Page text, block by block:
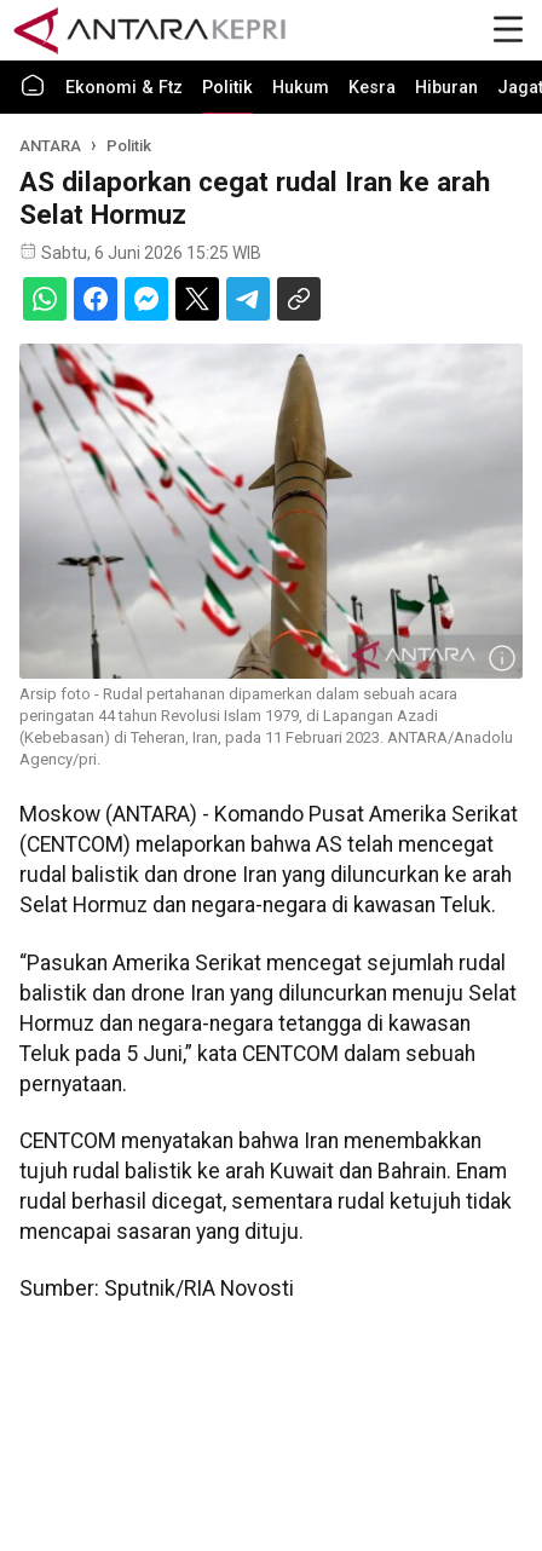
Ekonomi & Ftz Politik Hukum Kesra Hiburan Jagat
ANTARA Politik
AS dilaporkan cegat rudal Iran ke arah
Selat Hormuz
Sabtu, 6 Juni 2026 15:25 WIB
Arsip foto - Rudal pertahanan dipamerkan dalam sebuah acara
peringatan 44 tahun Revolusi Islam 1979, di Lapangan Azadi
(Kebebasan) di Teheran, Iran, pada 11 Februari 2023. ANTARA/Anadolu
Agency/pri.
Moskow (ANTARA) - Komando Pusat Amerika Serikat
(CENTCOM) melaporkan bahwa AS telah mencegat
rudal balistik dan drone Iran yang diluncurkan ke arah
Selat Hormuz dan negara-negara di kawasan Teluk.
“Pasukan Amerika Serikat mencegat sejumlah rudal
balistik dan drone Iran yang diluncurkan menuju Selat
Hormuz dan negara-negara tetangga di kawasan
Teluk pada 5 Juni,” kata CENTCOM dalam sebuah
pernyataan.
CENTCOM menyatakan bahwa Iran menembakkan
tujuh rudal balistik ke arah Kuwait dan Bahrain. Enam
rudal berhasil dicegat, sementara rudal ketujuh tidak
mencapai sasaran yang dituju.
Sumber: Sputnik/RIA Novosti